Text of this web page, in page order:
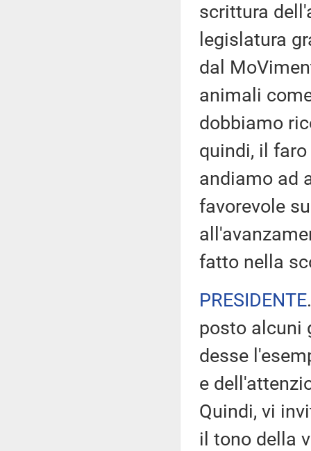
scrittura
legislatura
dal
animali
dobbiamo
quindi, il
andiamo ad
favorevole
fatto nella
PRESIDENTE
posto alcuni
desse
e
Quindi, vi
il tono della